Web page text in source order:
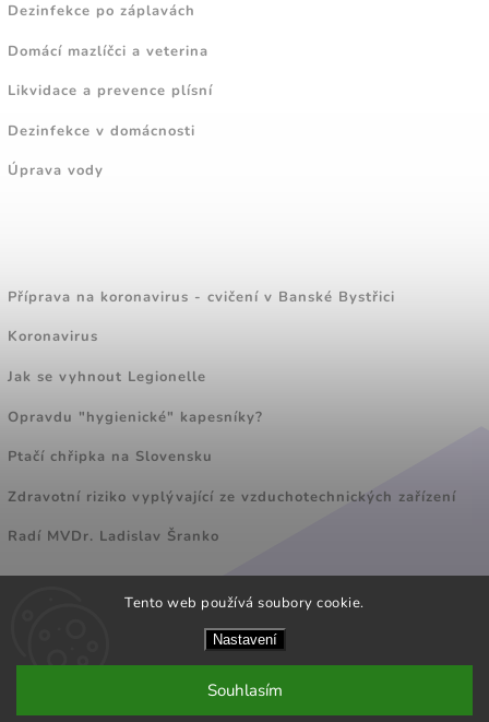
Tento web používá soubory cookie.
Nastavení
Souhlasím
Dezinfekce po záplavách
Domácí mazlíčci a veterina
Likvidace a prevence plísní
Dezinfekce v domácnosti
Úprava vody
Příprava na koronavirus - cvičení v Banské Bystřici
Koronavirus
Jak se vyhnout Legionelle
Opravdu "hygienické" kapesníky?
Ptačí chřipka na Slovensku
Zdravotní riziko vyplývající ze vzduchotechnických zařízení
Radí MVDr. Ladislav Šranko
Copyright 2026POLYMPT CZ s.r.o.. Všechna práva vyhrazena.